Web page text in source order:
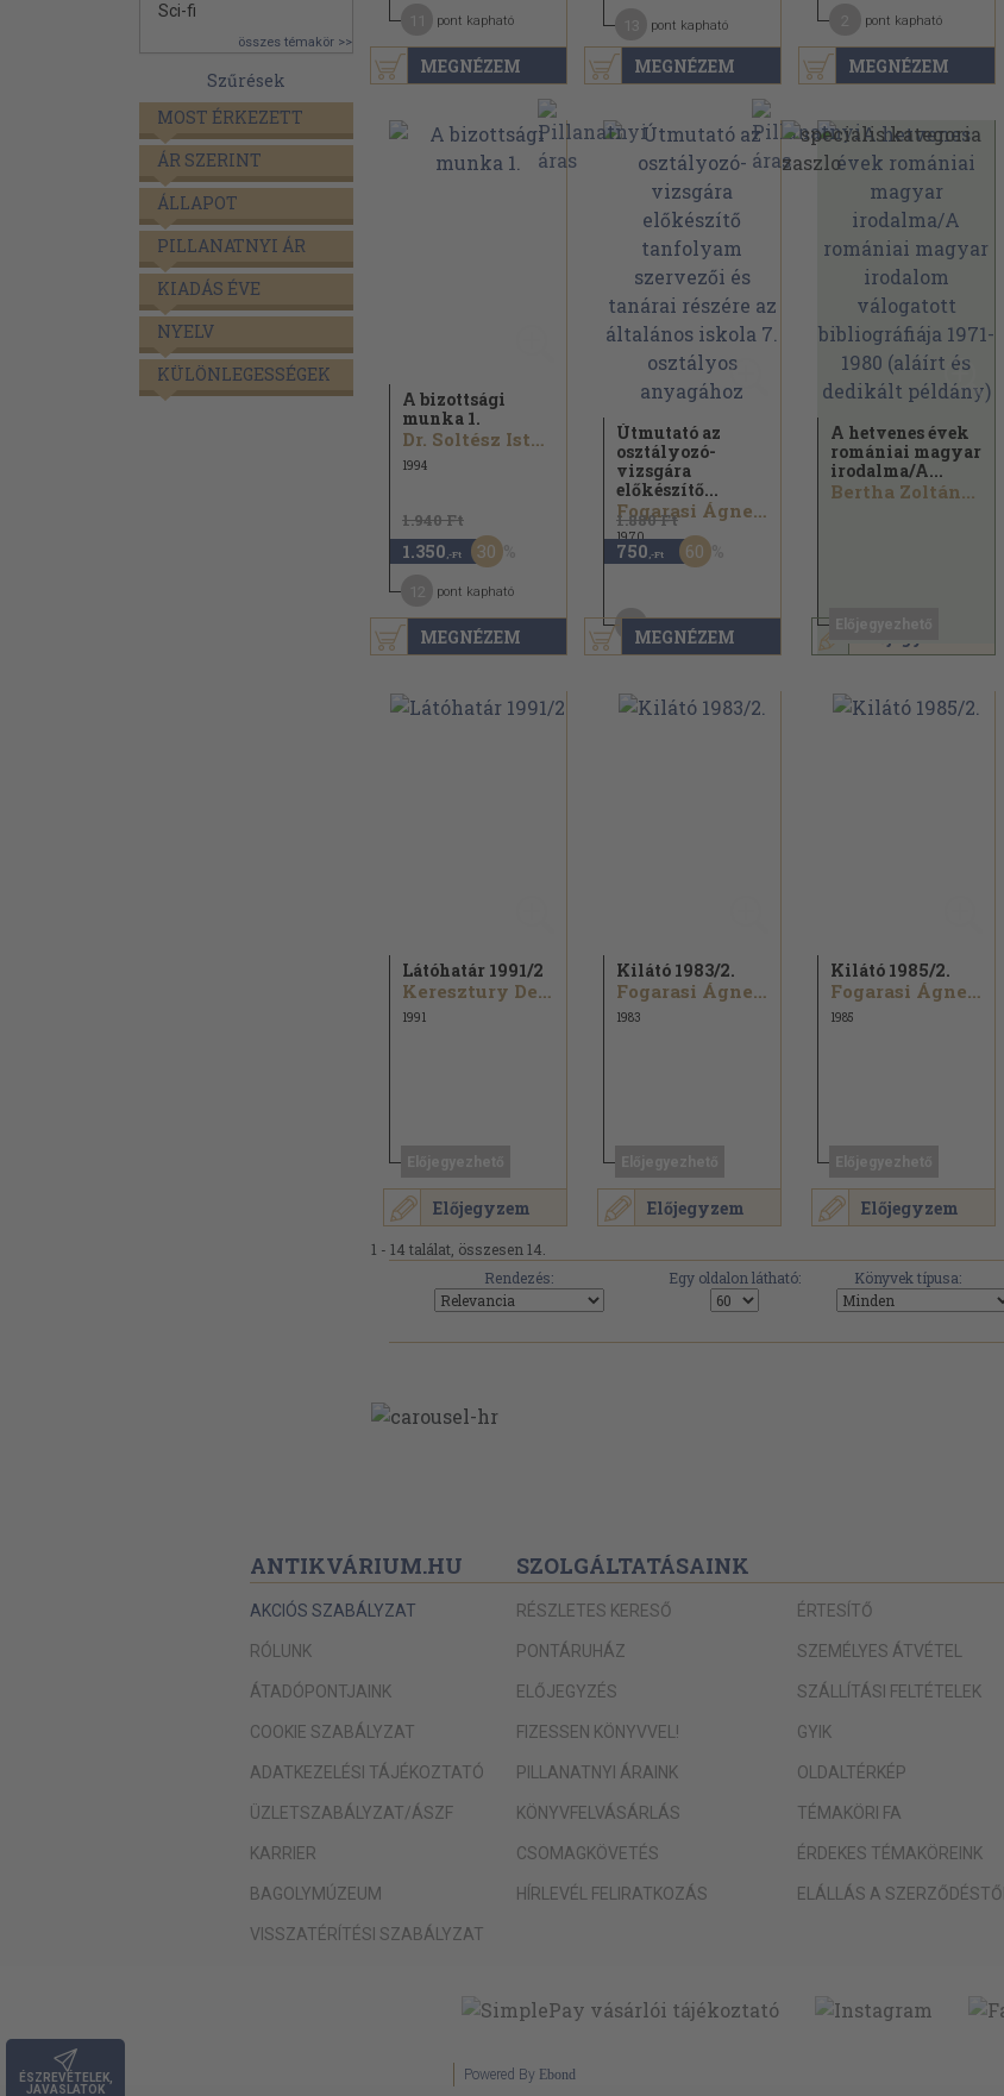
ÉSZREVÉTELEK,
JAVASLATOK
Sci-fi
összes témakör >>
Szűrések
MOST ÉRKEZETT
ÁR SZERINT
ÁLLAPOT
PILLANATNYI ÁR
KIADÁS ÉVE
NYELV
KÜLÖNLEGESSÉGEK
MEGNÉZEM
pont kapható
MEGNÉZEM
pont kapható
MEGNÉZEM
pont kapható
MEGNÉZEM
A bizottsági
munka 1.
Dr. Soltész István...
1994
1.940 Ft
1.350 ,-Ft 30
pont kapható
MEGNÉZEM
Útmutató az
osztályozó-
vizsgára
előkészítő...
Fogarasi Ágnes...
1970
1.880 Ft
750 ,-Ft 60
pont kapható
A hetvenes évek
romániai magyar
irodalma/A...
Bertha Zoltán...
Előjegyzem
Látóhatár 1991/2
Keresztury Dezső...
1991
Előjegyzem
Kilátó 1983/2.
Fogarasi Ágnes...
1983
Előjegyzem
Kilátó 1985/2.
Fogarasi Ágnes...
1985
1 - 14 találat, összesen 14.
Rendezés:
Egy oldalon látható: Könyvek típusa:
ANTIKVÁRIUM.HU
AKCIÓS SZABÁLYZAT
RÓLUNK
ÁTADÓPONTJAINK
COOKIE SZABÁLYZAT
ADATKEZELÉSI TÁJÉKOZTATÓ
ÜZLETSZABÁLYZAT/ÁSZF
KARRIER
BAGOLYMÚZEUM
VISSZATÉRÍTÉSI SZABÁLYZAT
SZOLGÁLTATÁSAINK
RÉSZLETES KERESŐ
PONTÁRUHÁZ
ELŐJEGYZÉS
FIZESSEN KÖNYVVEL!
PILLANATNYI ÁRAINK
KÖNYVFELVÁSÁRLÁS
CSOMAGKÖVETÉS
HÍRLEVÉL FELIRATKOZÁS
ÉRTESÍTŐ
SZEMÉLYES ÁTVÉTEL
SZÁLLÍTÁSI FELTÉTELEK
GYIK
OLDALTÉRKÉP
TÉMAKÖRI FA
ÉRDEKES TÉMAKÖREINK
ELÁLLÁS A SZERZŐDÉSTŐL
Powered By Ebond